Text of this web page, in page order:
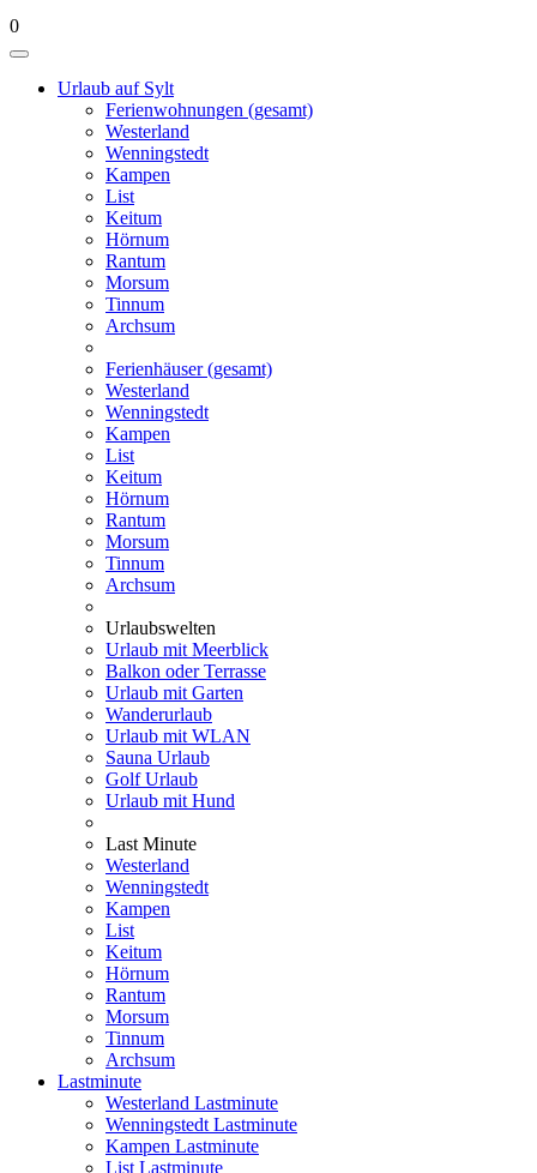
0
Urlaub auf Sylt
Ferienwohnungen (gesamt)
Westerland
Wenningstedt
Kampen
List
Keitum
Hörnum
Rantum
Morsum
Tinnum
Archsum
Ferienhäuser (gesamt)
Westerland
Wenningstedt
Kampen
List
Keitum
Hörnum
Rantum
Morsum
Tinnum
Archsum
Urlaubswelten
Urlaub mit Meerblick
Balkon oder Terrasse
Urlaub mit Garten
Wanderurlaub
Urlaub mit WLAN
Sauna Urlaub
Golf Urlaub
Urlaub mit Hund
Last Minute
Westerland
Wenningstedt
Kampen
List
Keitum
Hörnum
Rantum
Morsum
Tinnum
Archsum
Lastminute
Westerland Lastminute
Wenningstedt Lastminute
Kampen Lastminute
List Lastminute